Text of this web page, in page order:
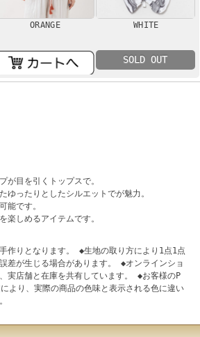
ORANGE WHITE
SOLD OUT
が目を引くトップスで。
ゆったりとしたシルエットでが魅力。
能です。
楽しめるアイテムです。
作りとなります。 ◆生地の取り方により1点1点
差が生じる場合があります。 ◆オンラインショ
実店舗と在庫を共有しています。 ◆お客様のP
より、実際の商品の色味と表示される色に違い